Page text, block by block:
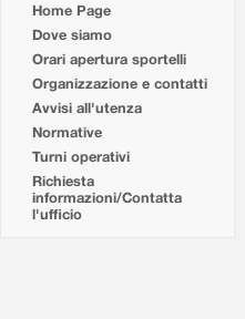
Home Page
Dove siamo
Orari apertura sportelli
Organizzazione e contatti
Avvisi all'utenza
Normative
Turni operativi
Richiesta
informazioni/Contatta
l'ufficio